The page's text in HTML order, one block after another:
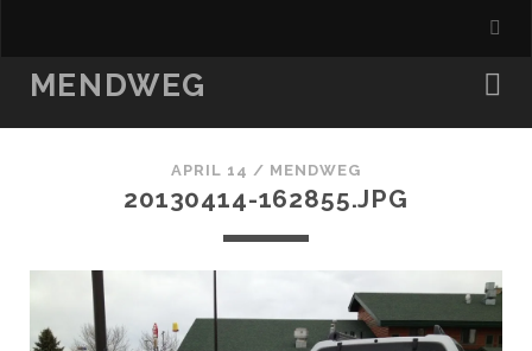
MENDWEG
APRIL 14 / MENDWEG
20130414-162855.JPG